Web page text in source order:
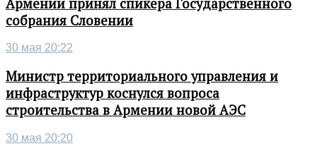
собрания Словении
30 мая 20:22
Министр территориального управления и
инфраструктур коснулся вопроса
строительства в Армении новой АЭС
30 мая 20:20